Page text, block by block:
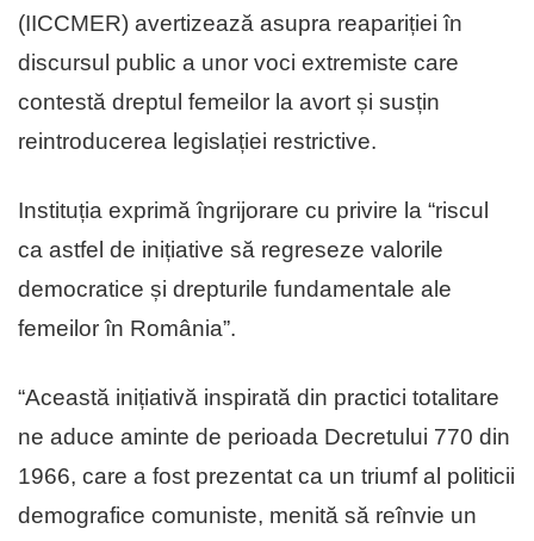
(IICCMER) avertizează asupra reapariției în
discursul public a unor voci extremiste care
contestă dreptul femeilor la avort și susțin
reintroducerea legislației restrictive.
Instituția exprimă îngrijorare cu privire la “riscul
ca astfel de inițiative să regreseze valorile
democratice și drepturile fundamentale ale
femeilor în România”.
“Această inițiativă inspirată din practici totalitare
ne aduce aminte de perioada Decretului 770 din
1966, care a fost prezentat ca un triumf al politicii
demografice comuniste, menită să reînvie un